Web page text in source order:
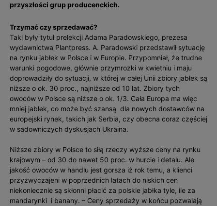
przyszłości grup producenckich.
Trzymać czy sprzedawać?
Taki były tytuł prelekcji Adama Paradowskiego, prezesa
wydawnictwa Plantpress. A. Paradowski przedstawił sytuację
na rynku jabłek w Polsce i w Europie. Przypomniał, że trudne
warunki pogodowe, głównie przymrozki w kwietniu i maju
doprowadziły do sytuacji, w której w całej Unii zbiory jabłek są
niższe o ok. 30 proc., najniższe od 10 lat. Zbiory tych
owoców w Polsce są niższe o ok. 1/3. Cała Europa ma więc
mniej jabłek, co może być szansą dla nowych dostawców na
europejski rynek, takich jak Serbia, czy obecna coraz częściej
w sadowniczych dyskusjach Ukraina.
Niższe zbiory w Polsce to siłą rzeczy wyższe ceny na rynku
krajowym – od 30 do nawet 50 proc. w hurcie i detalu. Ale
jakość owoców w handlu jest gorsza iż rok temu, a klienci
przyzwyczajeni w poprzednich latach do niskich cen
niekoniecznie są skłonni płacić za polskie jabłka tyle, ile za
mandarynki i banany. – Ceny sprzedaży w końcu pozwalają